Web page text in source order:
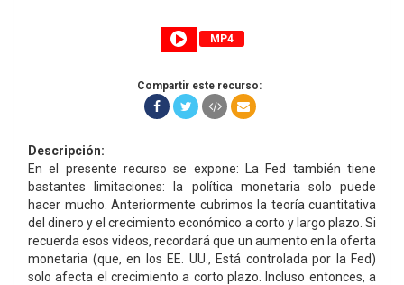
MP4
Compartir este recurso:
Descripción:
En el presente recurso se expone: La Fed también tiene
bastantes limitaciones: la política monetaria solo puede
hacer mucho. Anteriormente cubrimos la teoría cuantitativa
del dinero y el crecimiento económico a corto y largo plazo. Si
recuerda esos videos, recordará que un aumento en la oferta
monetaria (que, en los EE. UU., Está controlada por la Fed)
solo afecta el crecimiento a corto plazo. Incluso entonces, a